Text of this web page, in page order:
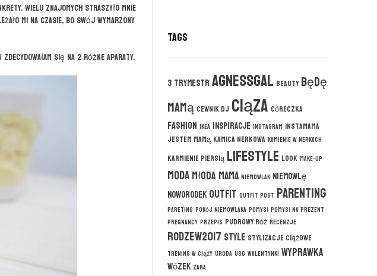
Wielu znajomych straszyło mnie
mi na czasie, bo swój wymarzony
się na 2 różne aparaty.
Tags
3 trymestragnessgal beauty będę
mamą cewnik DJ ciąza córeczka
fashion ikea inspiracje instagram instamama
jestem mamą kamica nerkowa kamienie w nerkach
karmienie piersią lifestyle look make-up
modamłoda mama niemowlak niemowlę
noworodek outfit outfit post parenting
pareting pokój niemowlaka pomysł pomysł na prezent
pregnancy przepis pudrowy róż recenzje
rodzew2017 style stylizacje ciążowe
trening w ciąży uroda usg walentynki wyprawka
wózek zara